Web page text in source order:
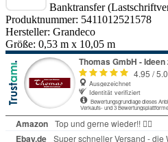
Banktransfer
Produktnummer: 5411012521578
Hersteller: Grandeco
Größe: 0,53 m x 10,05 m